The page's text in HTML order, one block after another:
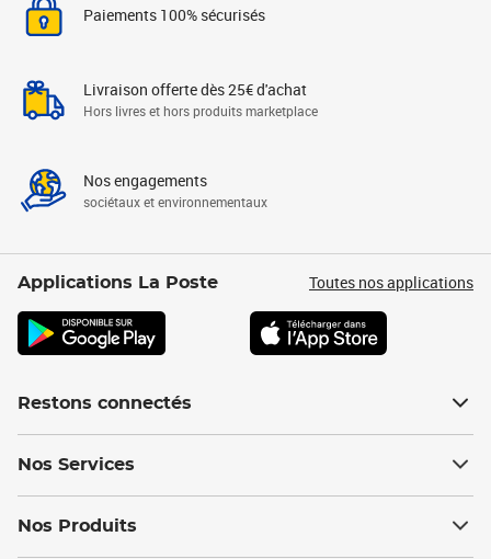
Paiements 100% sécurisés
Livraison offerte dès 25€ d'achat
Hors livres et hors produits marketplace
Nos engagements
sociétaux et environnementaux
Applications La Poste Toutes nos applications
Restons connectés
Nos Services
Nos Produits